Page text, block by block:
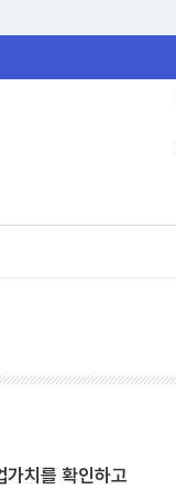
가치를 확인하고